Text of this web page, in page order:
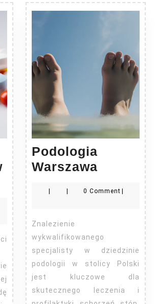
Podologia
Warszawa Podologia
Warszawa
| | 0 Comment |
Znalezienie
wykwalifikowanego
specjalisty w dziedzinie
podologii w stolicy Polski
jest kluczowe dla
skutecznego leczenia i